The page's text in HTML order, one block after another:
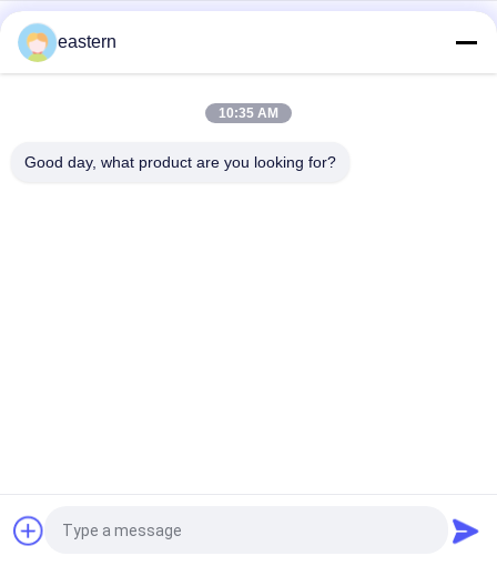
CMYK/ Pantone 인쇄 약국 종이에 있는 10ml 방울 상자
맞춤형 10ml 방울 상자 스테로이드 데카바이올 포장용 종이 반짝
eastern
10:35 AM
Good day, what product are you looking for?